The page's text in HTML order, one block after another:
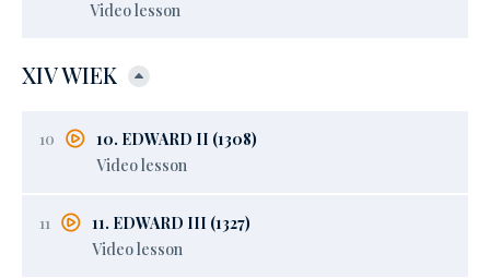
Video lesson
XIV WIEK
10
10. EDWARD II (1308)
Video lesson
11
11. EDWARD III (1327)
Video lesson